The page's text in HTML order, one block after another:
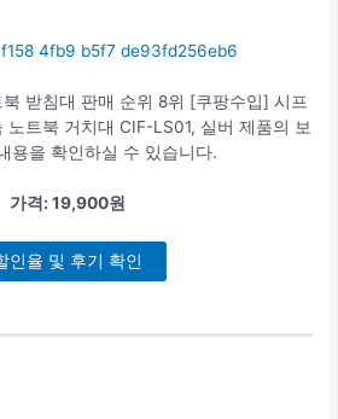
북 받침대 판매 순위 8위 [쿠팡수입] 시프
노트북 거치대 CIF-LS01, 실버 제품의 보
용을 확인하실 수 있습니다.
가격: 19,900원
인율 및 후기 확인